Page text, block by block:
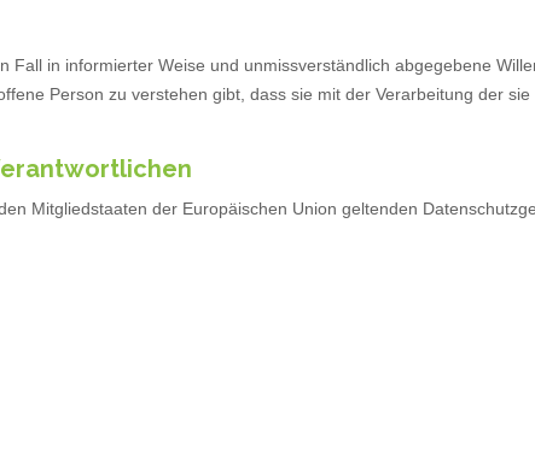
in informierter Weise und unmissverständlich abgegebene
Person zu verstehen gibt, dass sie mit der Verarbeitung der
Mitgliedstaaten der Europäischen Union geltenden